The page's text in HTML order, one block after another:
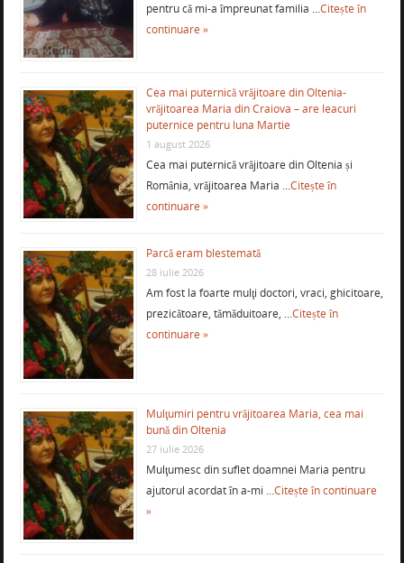
pentru că mi-a împreunat familia …Citește în
continuare »
Cea mai puternică vrăjitoare din Oltenia-
vrăjitoarea Maria din Craiova – are leacuri
puternice pentru luna Martie
1 august 2026
Cea mai puternică vrăjitoare din Oltenia și
România, vrăjitoarea Maria …Citește în
continuare »
Parcă eram blestemată
28 iulie 2026
Am fost la foarte mulţi doctori, vraci, ghicitoare,
prezicătoare, tămăduitoare, …Citește în
continuare »
Mulţumiri pentru vrăjitoarea Maria, cea mai
bună din Oltenia
27 iulie 2026
Mulţumesc din suflet doamnei Maria pentru
ajutorul acordat în a-mi …Citește în continuare
»